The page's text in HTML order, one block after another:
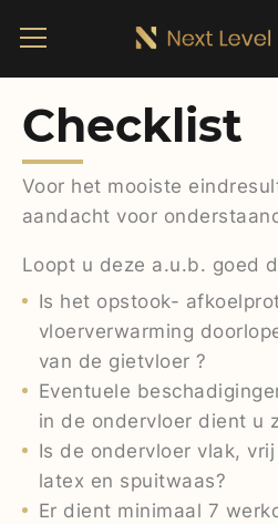
Checklist
Voor het mooiste
aandacht voor
Loopt u deze a.u.b. goed
Is het opstook-
vloerverwarming
van de gietvloer ?
Eventuele
in de ondervloer dient u
Is de ondervloer vlak,
latex en spuitwaas?
Er dient minimaal 7